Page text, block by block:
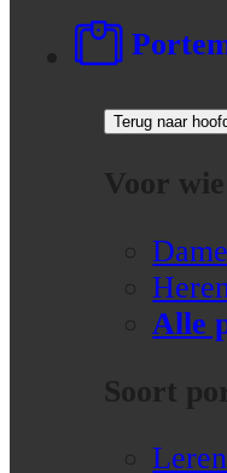
Terug naar
Voor wie
Alle
Soort